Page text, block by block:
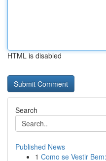
HTML is disabled
Search
Published News
1 Como se Vestir